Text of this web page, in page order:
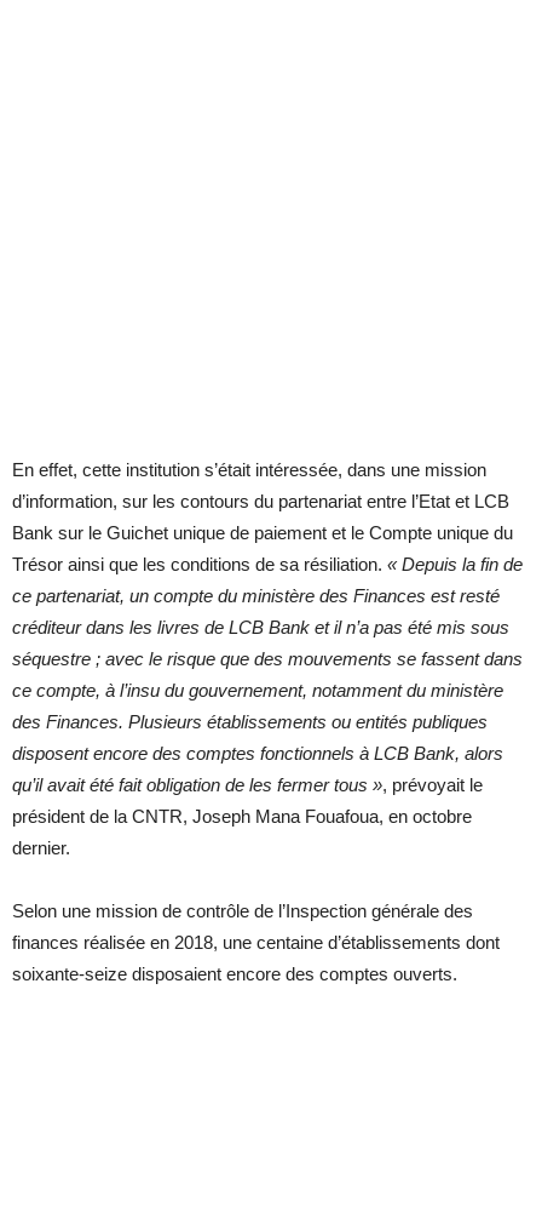
En effet, cette institution s’était intéressée, dans une mission
d’information, sur les contours du partenariat entre l’Etat et LCB
Bank sur le Guichet unique de paiement et le Compte unique du
Trésor ainsi que les conditions de sa résiliation. « Depuis la fin de
ce partenariat, un compte du ministère des Finances est resté
créditeur dans les livres de LCB Bank et il n’a pas été mis sous
séquestre ; avec le risque que des mouvements se fassent dans
ce compte, à l’insu du gouvernement, notamment du ministère
des Finances. Plusieurs établissements ou entités publiques
disposent encore des comptes fonctionnels à LCB Bank, alors
qu’il avait été fait obligation de les fermer tous », prévoyait le
président de la CNTR, Joseph Mana Fouafoua, en octobre
dernier.
Selon une mission de contrôle de l’Inspection générale des
finances réalisée en 2018, une centaine d’établissements dont
soixante-seize disposaient encore des comptes ouverts.